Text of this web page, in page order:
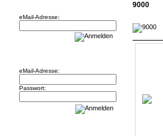
eMail-Adresse:
eMail-Adresse:
Passwort:
9000